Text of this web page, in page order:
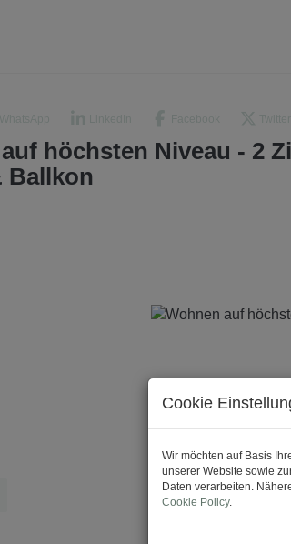
höchsten Niveau - 2
Ballkon
Cookie
Wir möchten auf Basis
unserer Website sowie
Daten verarbeiten.
Cookie Policy.